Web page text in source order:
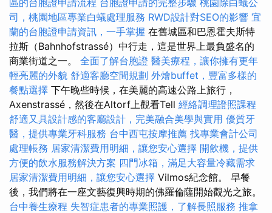
區的台胞證申請流程 台胞證申請的完整步驟 桃園除白蟻公
司，桃園地區專業白蟻處理服務 RWD設計對SEO的影響 宜
蘭的台胞證申請資訊，一手掌握 在舊城區和巴恩霍夫斯特
拉斯（Bahnhofstrassé）中行走，這是世界上最負盛名的
商業街道之一。 全面了解台胞證 醫美療程，讓你擁有更年
輕亮麗的外貌 舒適客廳空間規劃 外燴buffet，豐富多樣的
餐點選擇 下午晚些時候，在美麗的高速公路上旅行，
Axenstrassé，然後在Altorf上觀看Tell 經絡調理證照課程
舒適又具設計感的客廳設計，完美融合美學與實用 優質牙
醫，提供專業牙科服務 台中西屯按摩推薦 找專業會計公司
處理帳務 居家清潔費用明細，讓您安心選擇 開飲機，提供
方便的飲水服務解決方案 四門冰箱，滿足大容量冷藏需求
居家清潔費用明細，讓您安心選擇 Vilmos紀念館。 早餐
後，我們將在一座文藝復興時期的佛羅倫薩開始觀光之旅。
台中養生療程 失智症患者的專業照護，了解長照服務 推拿